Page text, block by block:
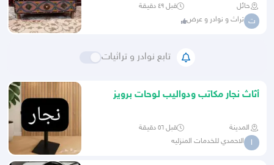
حائل قبل ٤٩ دقيقة
ت تراث و نوادر و عرض
تابع نوادر و تراثيات
أثاث نجار مكاتب ودواليب لوحات برويز
المدينة قبل ٥٦ دقيقة
ا الاحمدي للخدمات المنزليه